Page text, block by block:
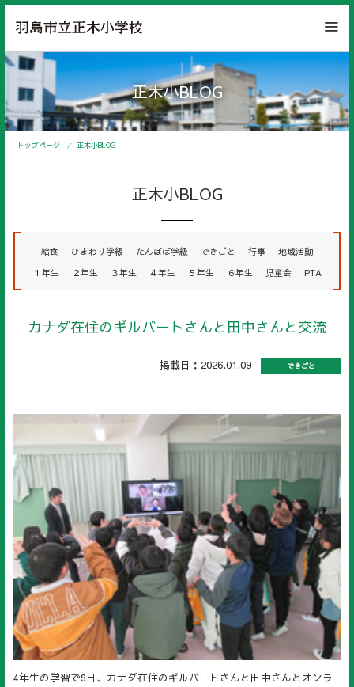
正木小BLOG
トップページ 正木小BLOG
正木小BLOG
給食 ひまわり学級 たんぽぽ学級 できごと 行事
地域活動
１年生
２年生 ３年生 ４年生 ５年生 ６年生 児童会 PTA
カナダ在住のギルバートさんと田中さんと交流
掲載日：2026.01.09 できごと
4年生の学習で9日、カナダ在住のギルバートさんと田中さんとオンラ